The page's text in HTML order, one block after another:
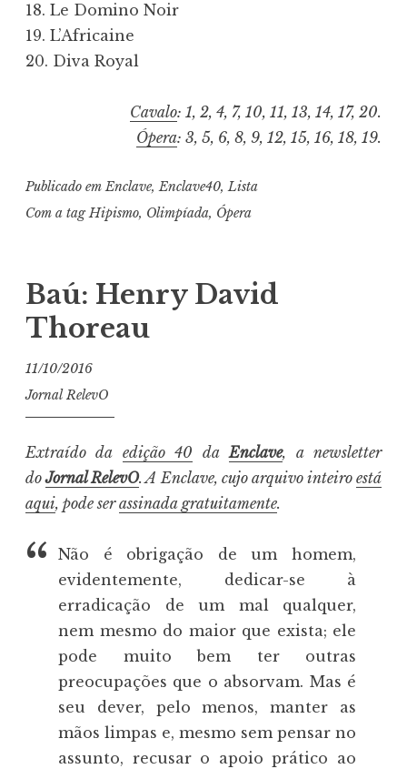
18. Le Domino Noir
19. L’Africaine
20. Diva Royal
Cavalo: 1, 2, 4, 7, 10, 11, 13, 14, 17, 20.
Ópera: 3, 5, 6, 8, 9, 12, 15, 16, 18, 19.
Publicado emEnclave,Enclave40,Lista
Com a tagHipismo, Olimpíada, Ópera
Baú: Henry David
Thoreau
11/10/2016
Jornal RelevO
Extraído da edição 40 daEnclave, a newsletter
doJornal RelevO. A Enclave, cujo arquivo inteiro está
aqui, pode serassinada gratuitamente.
Não é obrigação de um homem,
evidentemente, dedicar-se à
erradicação de um mal qualquer,
nem mesmo do maior que exista; ele
pode muito bem ter outras
preocupações que o absorvam. Mas é
seu dever, pelo menos, manter as
mãos limpas e, mesmo sem pensar no
assunto, recusar o apoio prático ao